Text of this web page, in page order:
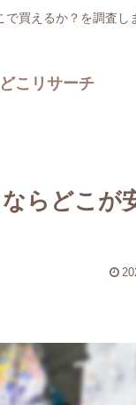
買えるか？を調査し
こリサーチ
らどこが